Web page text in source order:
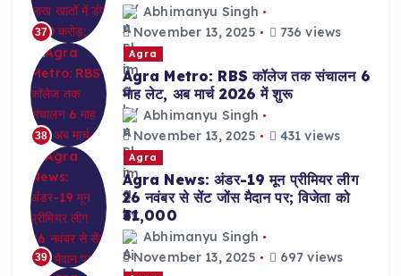
37
Abhimanyu Singh
November 13, 2025
736 views
38
Agra
Agra Metro: RBS कॉलेज तक संचालन 6
माह लेट, अब मार्च 2026 में शुरू
Abhimanyu Singh
November 13, 2025
431 views
39
Agra
Agra News: अंडर-19 मून प्रीमियर लीग
26 नवंबर से सेंट जोंस मैदान पर; विजेता को
₹31,000
Abhimanyu Singh
November 13, 2025
697 views